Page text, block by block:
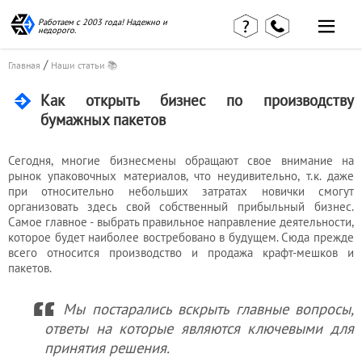
Работаем с 2003 года! Надежно и
недорого.
Главная / Наши статьи 📚
Как открыть бизнес по производству
бумажных пакетов
Сегодня, многие бизнесмены обращают свое внимание на
рынок упаковочных материалов, что неудивительно, т.к. даже
при относительно небольших затратах новички смогут
организовать здесь свой собственный прибыльный бизнес.
Самое главное - выбрать правильное направление деятельности,
которое будет наиболее востребовано в будущем. Сюда прежде
всего относится производство и продажа крафт-мешков и
пакетов.
Мы постарались вскрыть главные вопросы,
ответы на которые являются ключевыми для
принятия решения.
Главная
страница
Отзывы
клиентов
Контакты
Вакансии
Наши статьи
КВЭД в
деталях
Наши
консультации
Калькулятор
услуги